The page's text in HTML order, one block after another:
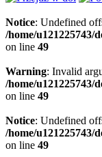
Notice: Undefined
/home/
on line 49
Warning: Invalid
/home/
on line 49
Notice: Undefined
/home/
on line 49